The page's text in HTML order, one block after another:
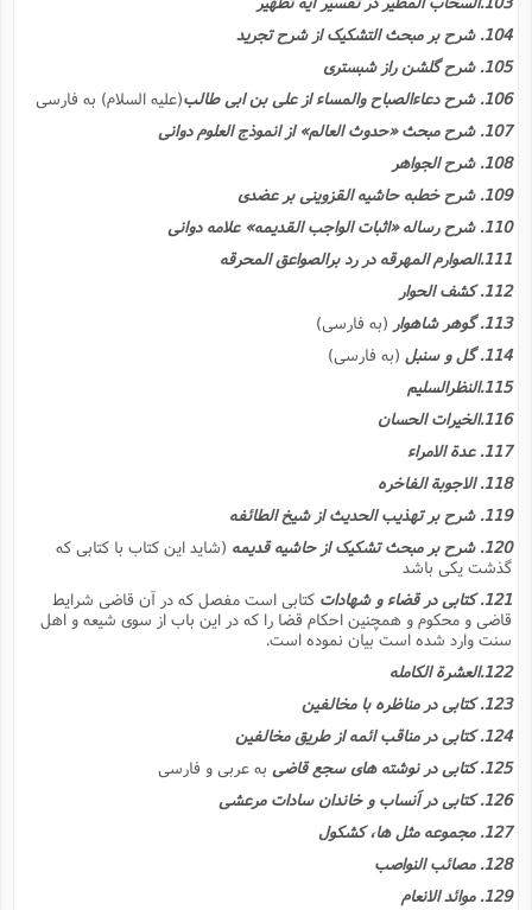
104. شرح بر مبحث التشکیک از شرح تجرید
105. شرح گلشن راز شبسترى
106. شرح دعاءالصباح والمساء از على بن ابى طالب
(علیه السلام) به فارسى
107. شرح مبحث «حدوث العالم» از انموذج العلوم دوانى
108. شرح الجواهر
109. شرح خطبه حاشیه القزوینى بر عضدى
110. شرح رساله «اثبات الواجب القدیمه» علامه دوانى
111.الصوارم المهرقه در رد برالصواعق المحرقه
112. کشف الحوار
113. گوهر شاهوار
(به فارسى)
114. گل و سنبل
(به فارسى)
115.النظرالسلیم
116.الخیرات الحسان
117. عدة الامراء
118. الاجوبة الفاخره
119. شرح بر تهذیب الحدیث از شیخ الطائفه
120. شرح بر مبحث تشکیک از حاشیه قدیمه
(شاید این کتاب با کتابى که
گذشت یکى باشد
121. کتابى در قضاء و شهادات
کتابى است مفصل که در آن قاضى شرایط
قاضى و محکوم و همچنین احکام قضا را که در این باب از سوى شیعه و اهل
سنت وارد شده است بیان نموده است.
122.العشرة الکامله
123. کتابى در مناظره با مخالفین
124. کتابى در مناقب ائمه از طریق مخالفین
125. کتابى در نوشته هاى سجع قاضى
به عربى و فارسى
126. کتابى در اَنساب و خاندان سادات مرعشى
127. مجموعه مثل ها، کشکول
128. مصائب النواصب
129. موائد الانعام